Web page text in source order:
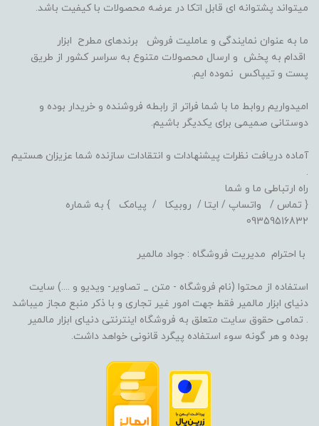
میتواند پشتوانه ای قابل اتکا در عرضه محصولات با کیفیت باشد.
ما به عنوان نمایندگی و عاملیت فروش برندهای مطرح ابزار
اقدام به پخش و ارسال محصولات متنوع به سراسر کشور از طریق
پست و تیپاکس نموده ایم.
امیدواریم روابط ما با شما فراتر از رابطه فروشنده و خریدار بوده و
دوستانی صمیمی برای یکدیگر باشیم.
آماده دریافت نظرات پیشنهادات و انتقادات سازنده شما عزیزان هستیم
.
راه ارتباطی ما و شما
{ تماس / واتساپ / ایتا / روبیکا / پیامک } به شماره
09359516832
با احترام مدیریت فروشگاه : جواد مالمیر
استفاده از محتوا (نام فروشگاه - متن _ تصاویر- ویدیو و ....) سایت
دنیای ابزار مالمیر فقط جهت امور غیر تجاری و با ذکر منبع مجاز میباشد
. تمامی حقوق سایت متعلق به فروشگاه اینترنتی دنیای ابزار مالمیر
بوده و هر گونه سوء استفاده پیگرد قانونی خواهد داشت.